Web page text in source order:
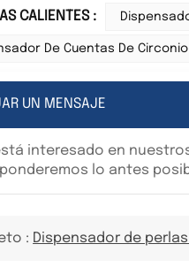
CALIENTES :
De Cuentas De
UN MENSAJE
interesado en
lo antes
: Dispensador de